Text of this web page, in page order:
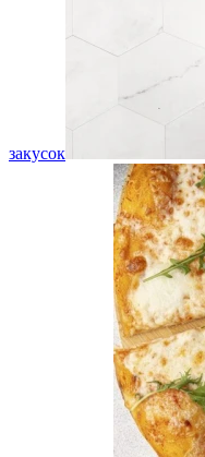
закусок